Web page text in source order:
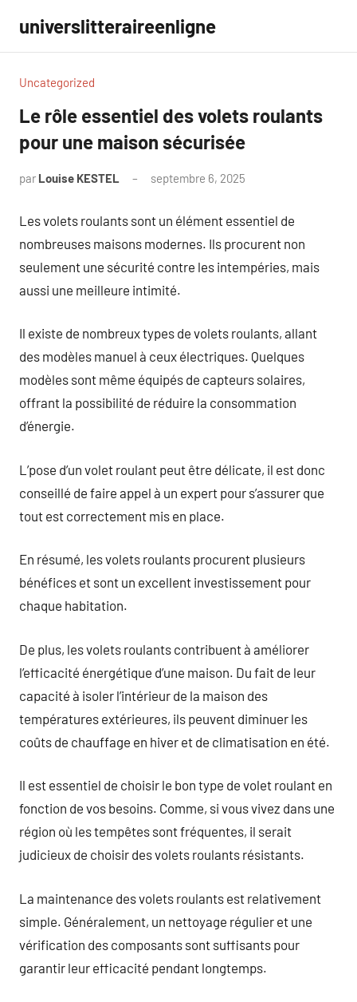
contenu
universlitteraireenligne
Uncategorized
Le rôle essentiel des volets roulants
pour une maison sécurisée
par Louise KESTEL septembre 6, 2025
Les volets roulants sont un élément essentiel de
nombreuses maisons modernes. Ils procurent non
seulement une sécurité contre les intempéries, mais
aussi une meilleure intimité.
Il existe de nombreux types de volets roulants, allant
des modèles manuel à ceux électriques. Quelques
modèles sont même équipés de capteurs solaires,
offrant la possibilité de réduire la consommation
d’énergie.
L’pose d’un volet roulant peut être délicate, il est donc
conseillé de faire appel à un expert pour s’assurer que
tout est correctement mis en place.
En résumé, les volets roulants procurent plusieurs
bénéfices et sont un excellent investissement pour
chaque habitation.
De plus, les volets roulants contribuent à améliorer
l’efficacité énergétique d’une maison. Du fait de leur
capacité à isoler l’intérieur de la maison des
températures extérieures, ils peuvent diminuer les
coûts de chauffage en hiver et de climatisation en été.
Il est essentiel de choisir le bon type de volet roulant en
fonction de vos besoins. Comme, si vous vivez dans une
région où les tempêtes sont fréquentes, il serait
judicieux de choisir des volets roulants résistants.
La maintenance des volets roulants est relativement
simple. Généralement, un nettoyage régulier et une
vérification des composants sont suffisants pour
garantir leur efficacité pendant longtemps.